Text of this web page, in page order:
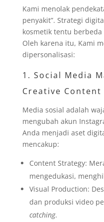
Kami menolak
penyakit”. Strategi
kosmetik tentu
Oleh karena itu, Kami
dipersonalisasi:
1. Social Media
Creative Content
Media sosial adalah
mengubah akun
Anda menjadi aset
mencakup:
Content Strategy:
mengedukasi,
Visual Production:
dan produksi video
catching.